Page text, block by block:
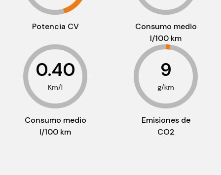
Potencia CV
Consumo medio
l/100 km
0.40
Km/l
Consumo medio
l/100 km
9
g/km
Emisiones de
CO2